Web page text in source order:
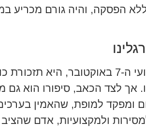
הפסקה, והיה גורם מכריע
נפילתו של ארנון, שנה לאחר אירועי ה-7
אך לצד הכאב, סיפורו הוא גם
ומפקד למופת, שהאמין
ולמקצועיות, אדם